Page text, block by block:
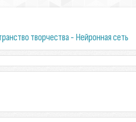
творчества - Нейронная сеть